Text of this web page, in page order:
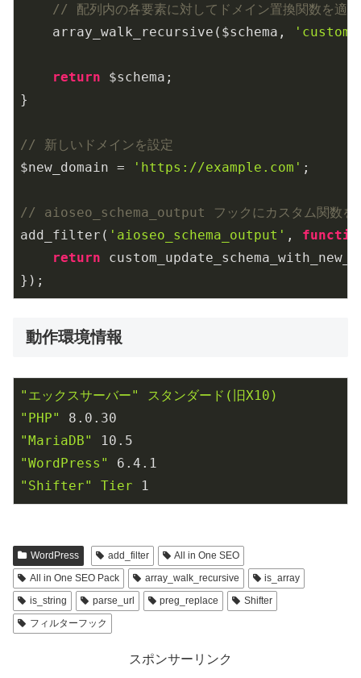
// 配列内の各要素に対してドメイン置換関数を適用
    array_walk_recursive($schema,
return $schema;
}
// 新しいドメインを設定
$new_domain =
'https://example.com' ;
// aioseo_schema_output フックにカスタム関数を
add_filter( 'aioseo_schema_output' ,
return
});
動作環境情報
"エックスサーバー"
スタンダード(旧X10)
"PHP"
8.0 .30
"MariaDB"
10.5
"WordPress"
6.4 .1
"Shifter"
Tier 1
WordPress add_filter
All in One SEO
All in One SEO Pack
array_walk_recursive
is_array
is_string
parse_url preg_replace
Shifter
フィルターフック
スポンサーリンク